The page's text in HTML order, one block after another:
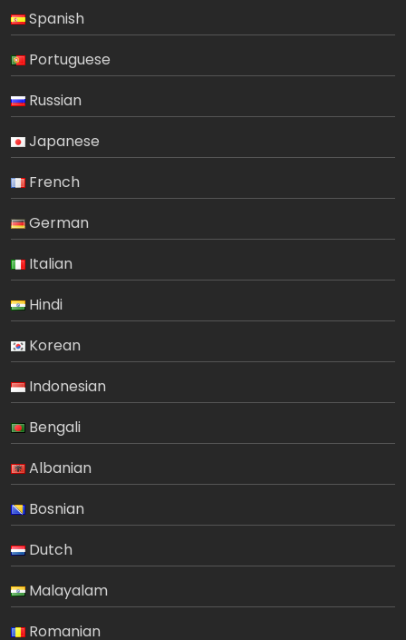
Spanish
Portuguese
Russian
Japanese
French
German
Italian
Hindi
Korean
Indonesian
Bengali
Albanian
Bosnian
Dutch
Malayalam
Romanian